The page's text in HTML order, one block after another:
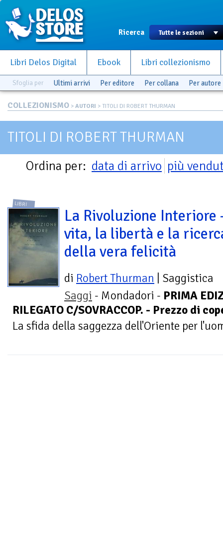
Ricerca
Libri Delos Digital Ebook Libri collezionismo
Sfoglia per Ultimi arrivi Per editore Per collana Per autore
COLLEZIONISMO > AUTORI > TITOLI DI ROBERT THURMAN
TITOLI DI ROBERT THURMAN
Ordina per: data di arrivo più
LIBRI
La Rivoluzione Interiore
vita, la libertà e la
della vera felicità
di Robert Thurman | Saggistica
Saggi - Mondadori - PRIMA
RILEGATO C/SOVRACCOP. - Prezzo di
La sfida della saggezza dell'Oriente per